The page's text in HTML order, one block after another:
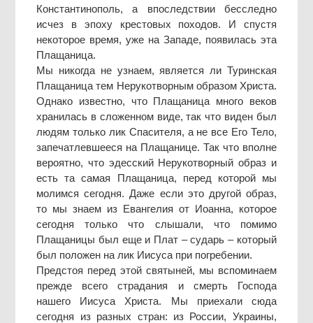
Константинополь, а впоследствии бесследно
исчез в эпоху крестовых походов. И спустя
некоторое время, уже на Западе, появилась эта
Плащаница.
Мы никогда не узнаем, является ли Туринская
Плащаница тем Нерукотворным образом Христа.
Однако известно, что Плащаница много веков
хранилась в сложенном виде, так что виден был
людям только лик Спасителя, а не все Его Тело,
запечатлевшееся на Плащанице. Так что вполне
вероятно, что эдесский Нерукотворный образ и
есть та самая Плащаница, перед которой мы
молимся сегодня. Даже если это другой образ,
то мы знаем из Евангелия от Иоанна, которое
сегодня только что слышали, что помимо
Плащаницы был еще и Плат – сударь – который
был положен на лик Иисуса при погребении.
Предстоя перед этой святыней, мы вспоминаем
прежде всего страдания и смерть Господа
нашего Иисуса Христа. Мы приехали сюда
сегодня из разных стран: из России, Украины,